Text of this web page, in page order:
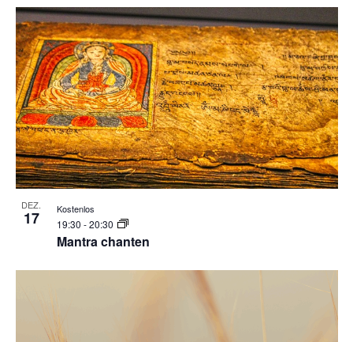
DEZ.
17
Mantra chanten
19:30 -20:30
Kostenlos